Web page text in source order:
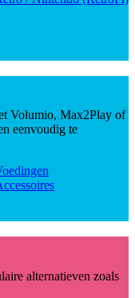
Volumio, Max2Play of
eenvoudig te
alternatieven zoals